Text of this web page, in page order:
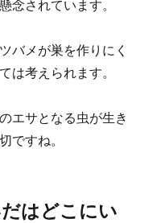
念されています。
バメが巣を作りにく
は考えられます。
エサとなる虫が生き
ですね。
はどこにい